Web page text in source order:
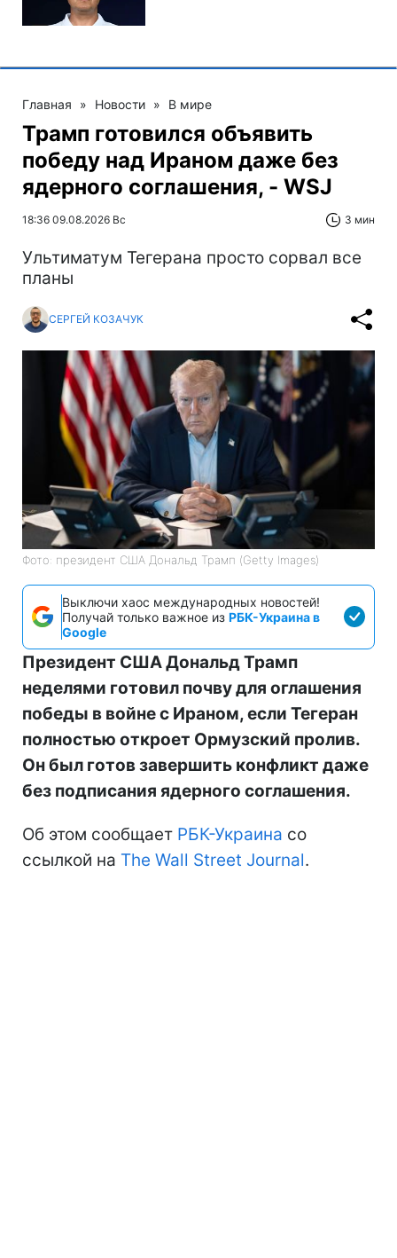
Главная » Новости » В мире
Трамп готовился объявить
победу над Ираном даже без
ядерного соглашения, - WSJ
18:36 09.08.2026 Вс 3 мин
Ультиматум Тегерана просто сорвал все
планы
СЕРГЕЙ КОЗАЧУК
Фото: президент США Дональд Трамп (Getty Images)
Выключи хаос международных новостей!
Получай только важное из РБК-Украина в
Google
Президент США Дональд Трамп
неделями готовил почву для оглашения
победы в войне с Ираном, если Тегеран
полностью откроет Ормузский пролив.
Он был готов завершить конфликт даже
без подписания ядерного соглашения.
Об этом сообщает РБК-Украина со
ссылкой на The Wall Street Journal.